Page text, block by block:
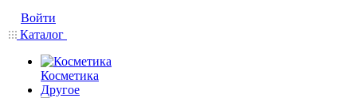
Войти
Каталог
Косметика
Другое